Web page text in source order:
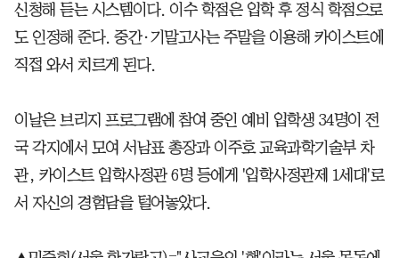
신청해 듣는 시스템이다. 이수 학점은 입학 후 정식 학점으로
도 인정해 준다. 중간·기말고사는 주말을 이용해 카이스트에
직접 와서 치르게 된다.
이날은 브리지 프로그램에 참여 중인 예비 입학생 34명이 전
국 각지에서 모여 서남표 총장과 이주호 교육과학기술부 차
관, 카이스트 입학사정관 6명 등에게 '입학사정관제 1세대'로
서 자신의 경험담을 털어놓았다.